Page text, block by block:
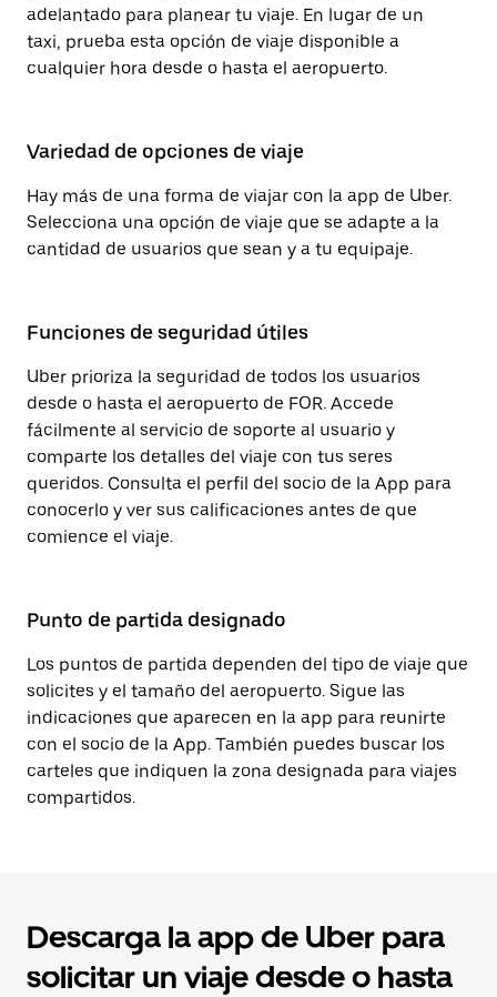
adelantado para planear tu viaje. En lugar de un
taxi, prueba esta opción de viaje disponible a
cualquier hora desde o hasta el aeropuerto.
Variedad de opciones de viaje
Hay más de una forma de viajar con la app de Uber.
Selecciona una opción de viaje que se adapte a la
cantidad de usuarios que sean y a tu equipaje.
Funciones de seguridad útiles
Uber prioriza la seguridad de todos los usuarios
desde o hasta el aeropuerto de FOR. Accede
fácilmente al servicio de soporte al usuario y
comparte los detalles del viaje con tus seres
queridos. Consulta el perfil del socio de la App para
conocerlo y ver sus calificaciones antes de que
comience el viaje.
Punto de partida designado
Los puntos de partida dependen del tipo de viaje que
solicites y el tamaño del aeropuerto. Sigue las
indicaciones que aparecen en la app para reunirte
con el socio de la App. También puedes buscar los
carteles que indiquen la zona designada para viajes
compartidos.
Descarga la app de Uber para
solicitar un viaje desde o hasta